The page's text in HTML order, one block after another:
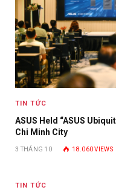
TIN TỨC
ASUS Held “ASUS
Chi Minh City
3 THÁNG 10 18.060VIEWS
TIN TỨC